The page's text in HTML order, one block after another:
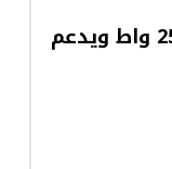
شاحن يو اس بي سي بقوة 25 واط ويدعم